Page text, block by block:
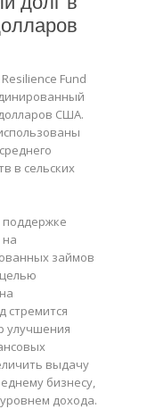
Fund
США.
в сельских
поддержке
на
займов
стремится
улучшения
выдачу
бизнесу,
дохода.